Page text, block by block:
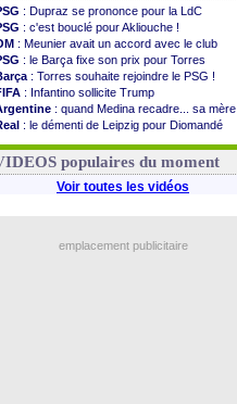
: Dupraz se prononce pour la LdC
: c'est bouclé pour Akliouche !
: Meunier avait un accord avec le club
: le Barça fixe son prix pour Torres
: Torres souhaite rejoindre le PSG !
: Infantino sollicite Trump
: quand Medina recadre... sa mère
: le démenti de Leipzig pour Diomandé
: le conseiller d'Infantino démissionne !
populaires du moment
Voir toutes les vidéos
emplacement publicitaire